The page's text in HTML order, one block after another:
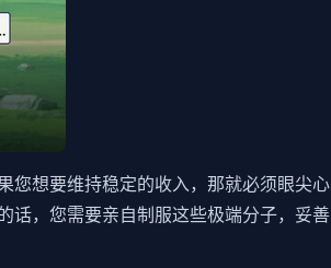
您想要维持稳定的收入，那就必须眼尖心
话，您需要亲自制服这些极端分子，妥善